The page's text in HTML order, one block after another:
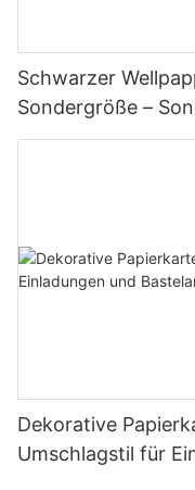
Schwarzer
Sondergröße –
E-Commerce-
Dekorative
Umschlagstil für